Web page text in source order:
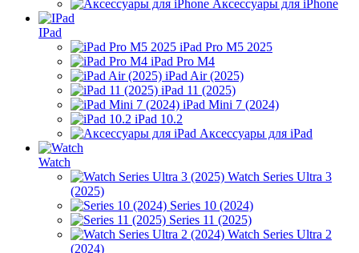
Аксессуары для iPhone
IPad
iPad Pro M5 2025
iPad Pro M4
iPad Air (2025)
iPad 11 (2025)
iPad Mini 7 (2024)
iPad 10.2
Аксессуары для iPad
Watch
Watch Series Ultra 3
(2025)
Series 10 (2024)
Series 11 (2025)
Watch Series Ultra 2
(2024)